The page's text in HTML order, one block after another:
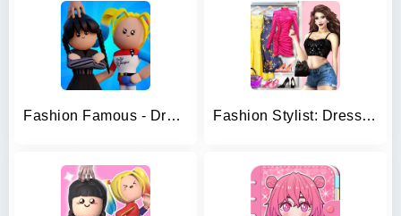
Fashion Famous - Dress Up Game Fashion Stylist: Dress Up Game